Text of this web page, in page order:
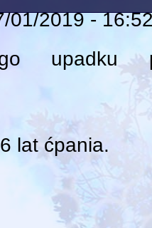
01/2019 -
upadku
lat ćpania.